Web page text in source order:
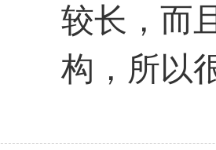
较长，而
构，所以